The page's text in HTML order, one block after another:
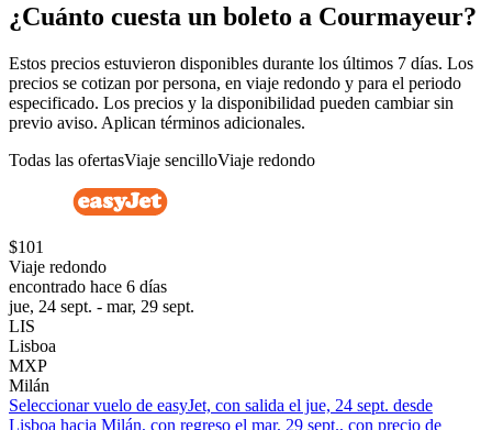
¿Cuánto cuesta un boleto a Courmayeur?
Estos precios estuvieron disponibles durante los últimos 7 días. Los
precios se cotizan por persona, en viaje redondo y para el periodo
especificado. Los precios y la disponibilidad pueden cambiar sin
previo aviso. Aplican términos adicionales.
Todas las ofertasViaje sencilloViaje redondo
$101
Viaje redondo
encontrado hace 6 días
jue, 24 sept. - mar, 29 sept.
LIS
Lisboa
MXP
Milán
Seleccionar vuelo de easyJet, con salida el jue, 24 sept. desde
Lisboa hacia Milán, con regreso el mar, 29 sept., con precio de